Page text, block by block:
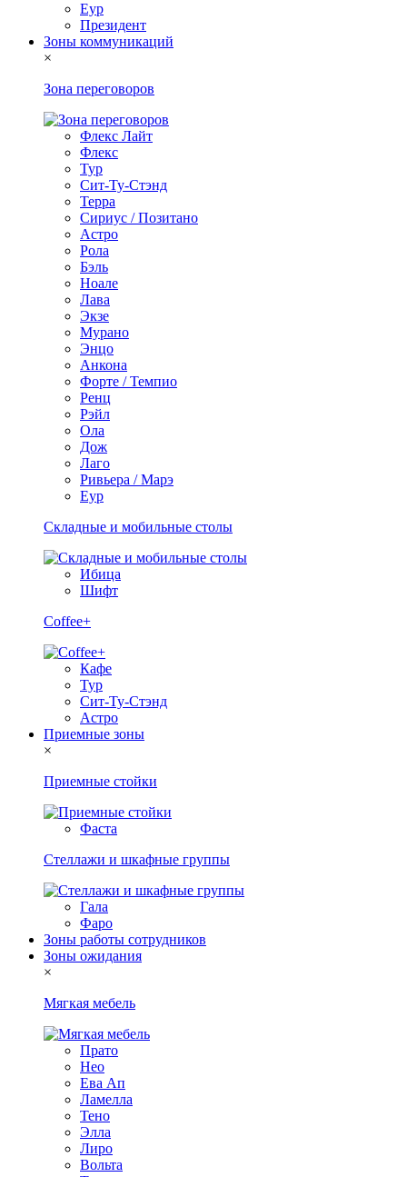
Еур
Президент
Зоны коммуникаций
×
Зона переговоров
Флекс Лайт
Флекс
Тур
Сит-Ту-Стэнд
Терра
Сириус / Позитано
Астро
Рола
Бэль
Ноале
Лава
Экзе
Мурано
Энцо
Анкона
Форте / Темпио
Ренц
Рэйл
Ола
Дож
Лаго
Ривьера / Марэ
Еур
Складные и мобильные столы
Ибица
Шифт
Coffee+
Кафе
Тур
Сит-Ту-Стэнд
Астро
Приемные зоны
×
Приемные стойки
Фаста
Стеллажи и шкафные группы
Гала
Фаро
Зоны работы сотрудников
Зоны ожидания
×
Мягкая мебель
Прато
Нео
Ева Ап
Ламелла
Тено
Элла
Лиро
Вольта